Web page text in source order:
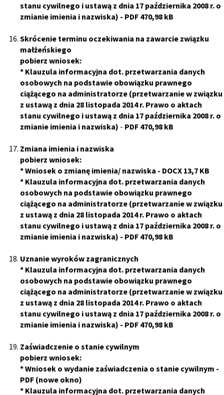
stanu cywilnego i ustawą z dnia 17 października 2008 r. o
zmianie imienia i nazwiska) - PDF 470,98 kB
Skrócenie terminu oczekiwania na zawarcie związku
małżeńskiego
pobierz wniosek:
* Klauzula informacyjna dot. przetwarzania danych
osobowych na podstawie obowiązku prawnego
ciążącego na administratorze (przetwarzanie w związku
z ustawą z dnia 28 listopada 2014 r. Prawo o aktach
stanu cywilnego i ustawą z dnia 17 października 2008 r. o
zmianie imienia i nazwiska) - PDF 470,98 kB
Zmiana imienia i nazwiska
pobierz wniosek:
*Wniosek o zmianę imienia/ nazwiska - DOCX 13,7 KB
* Klauzula informacyjna dot. przetwarzania danych
osobowych na podstawie obowiązku prawnego
ciążącego na administratorze (przetwarzanie w związku
z ustawą z dnia 28 listopada 2014 r. Prawo o aktach
stanu cywilnego i ustawą z dnia 17 października 2008 r. o
zmianie imienia i nazwiska) - PDF 470,98 kB
Uznanie wyroków zagranicznych
* Klauzula informacyjna dot. przetwarzania danych
osobowych na podstawie obowiązku prawnego
ciążącego na administratorze (przetwarzanie w związku
z ustawą z dnia 28 listopada 2014 r. Prawo o aktach
stanu cywilnego i ustawą z dnia 17 października 2008 r. o
zmianie imienia i nazwiska) - PDF 470,98 kB
Zaświadczenie o stanie cywilnym
pobierz wniosek:
*Wniosek o wydanie zaświadczenia o stanie cywilnym -
PDF (nowe okno)
* Klauzula informacyjna dot. przetwarzania danych